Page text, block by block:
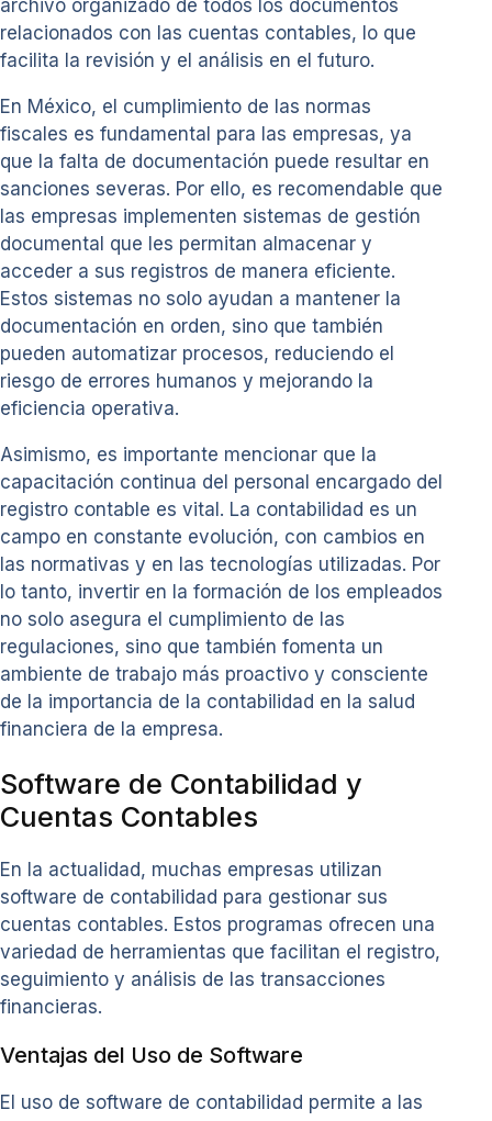
archivo organizado de todos los documentos
relacionados con las cuentas contables, lo que
facilita la revisión y el análisis en el futuro.
En México, el cumplimiento de las normas
fiscales es fundamental para las empresas, ya
que la falta de documentación puede resultar en
sanciones severas. Por ello, es recomendable que
las empresas implementen sistemas de gestión
documental que les permitan almacenar y
acceder a sus registros de manera eficiente.
Estos sistemas no solo ayudan a mantener la
documentación en orden, sino que también
pueden automatizar procesos, reduciendo el
riesgo de errores humanos y mejorando la
eficiencia operativa.
Asimismo, es importante mencionar que la
capacitación continua del personal encargado del
registro contable es vital. La contabilidad es un
campo en constante evolución, con cambios en
las normativas y en las tecnologías utilizadas. Por
lo tanto, invertir en la formación de los empleados
no solo asegura el cumplimiento de las
regulaciones, sino que también fomenta un
ambiente de trabajo más proactivo y consciente
de la importancia de la contabilidad en la salud
financiera de la empresa.
Software de Contabilidad y
Cuentas Contables
En la actualidad, muchas empresas utilizan
software de contabilidad para gestionar sus
cuentas contables. Estos programas ofrecen una
variedad de herramientas que facilitan el registro,
seguimiento y análisis de las transacciones
financieras.
Ventajas del Uso de Software
El uso de software de contabilidad permite a las